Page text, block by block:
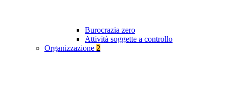
Burocrazia zero
Attività soggette a controllo
Organizzazione 2